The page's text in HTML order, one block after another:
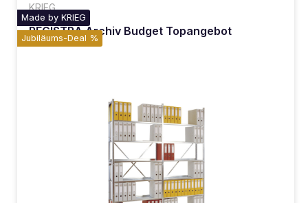
KRIEG
Made by KRIEG
Jubiläums-Deal %
REGISTRA Archiv Budget Topangebot